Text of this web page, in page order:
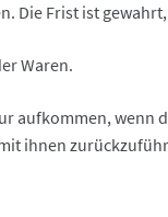
Frist ist
Waren.
aufkommen,
ihnen